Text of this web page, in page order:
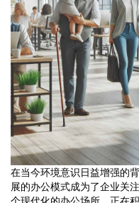
在当今环境意识日益增强的
展的办公模式成为了企业关